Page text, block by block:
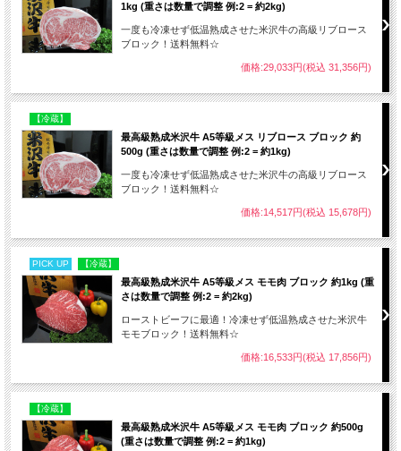
当店が発送する米沢牛は低温熟成させて美味し
い状態になったものを、お送りするその日にお客
様のご用途に合わせてカットし発送しておりま
基
りし
市場
日よ
承く
たっ
がた
煮な
1kg (重さは数量で調整 例:2 = 約2kg)
一度も冷凍せず低温熟成させた米沢牛の高級リブロース
ブロック！送料無料☆
価格:29,033円(税込 31,356円)
【冷蔵】
最高級熟成米沢牛 A5等級メス リブロース ブロック 約
500g (重さは数量で調整 例:2 = 約1kg)
一度も冷凍せず低温熟成させた米沢牛の高級リブロース
ブロック！送料無料☆
価格:14,517円(税込 15,678円)
PICK UP 【冷蔵】
最高級熟成米沢牛 A5等級メス モモ肉 ブロック 約1kg (重
さは数量で調整 例:2 = 約2kg)
ローストビーフに最適！冷凍せず低温熟成させた米沢牛
モモブロック！送料無料☆
価格:16,533円(税込 17,856円)
【冷蔵】
最高級熟成米沢牛 A5等級メス モモ肉 ブロック 約500g
(重さは数量で調整 例:2 = 約1kg)